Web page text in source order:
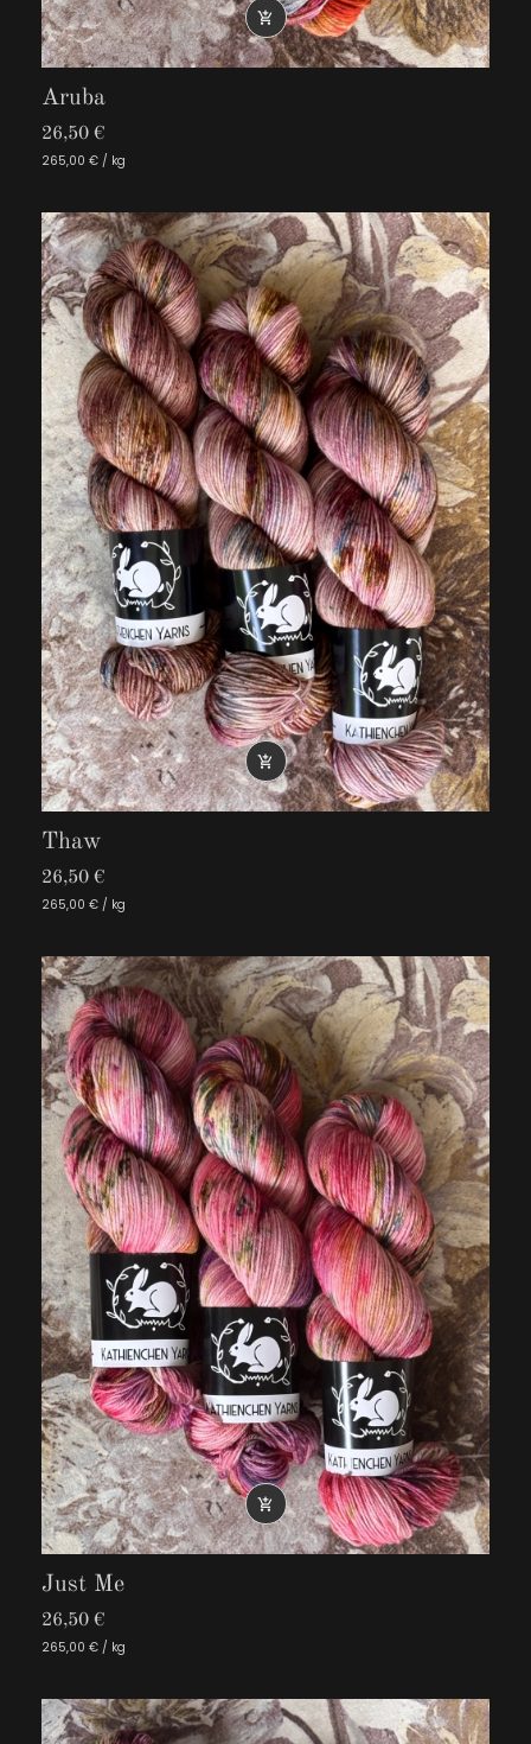

Aruba
26,50 €
265,00 € / kg

Thaw
26,50 €
265,00 € / kg

Just Me
26,50 €
265,00 € / kg